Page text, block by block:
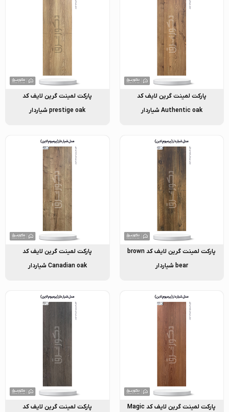
پارکت لمینت گرین لایف کد
Authentic oak شیاردار
پارکت لمینت گرین لایف کد
prestige oak شیاردار
پارکت لمینت گرین لایف کد brown
bear شیاردار
پارکت لمینت گرین لایف کد
Canadian oak شیاردار
پارکت لمینت گرین لایف کد Magic
پارکت لمینت گرین لایف کد